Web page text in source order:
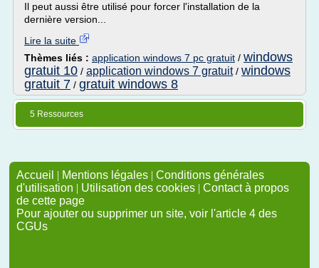
Il peut aussi être utilisé pour forcer l'installation de la
dernière version...
Lire la suite
Thèmes liés : application windows 7 pc gratuit / windows
gratuit 10 / application windows 7 gratuit/ windows
gratuit 7 / gratuit windows 8
5 Ressources
Accueil | Mentions légales | Conditions générales
d'utilisation | Utilisation des cookies | Contact à propos
de cette page
Pour ajouter ou supprimer un site, voir l'article 4 des
CGUs